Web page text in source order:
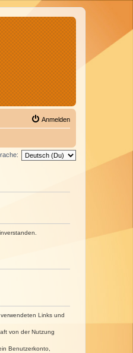
Anmelden
Links und
von der Nutzung
Benutzerkonto,